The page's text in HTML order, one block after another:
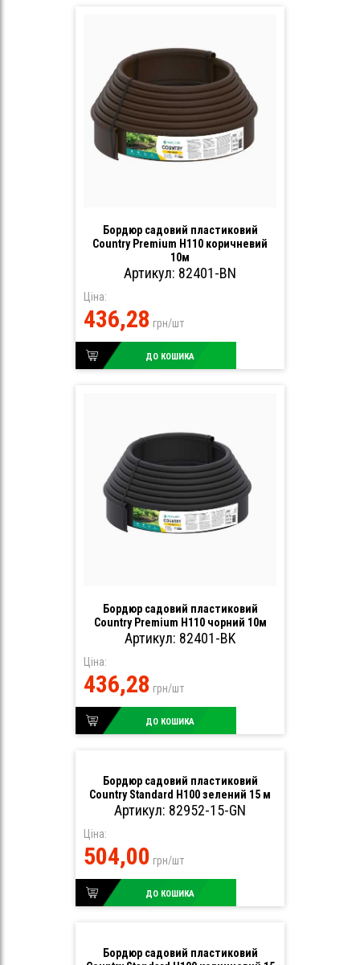
Бордюр садовий пластиковий
Country Premium H110 коричневий
10м
Артикул: 82401-BN
Ціна:
436,28 грн/шт
ДО КОШИКА
Бордюр садовий пластиковий
Country Premium H110 чорний 10м
Артикул: 82401-BK
Ціна:
436,28 грн/шт
ДО КОШИКА
Бордюр садовий пластиковий
Country Standard H100 зелений 15 м
Артикул: 82952-15-GN
Ціна:
504,00 грн/шт
ДО КОШИКА
Бордюр садовий пластиковий